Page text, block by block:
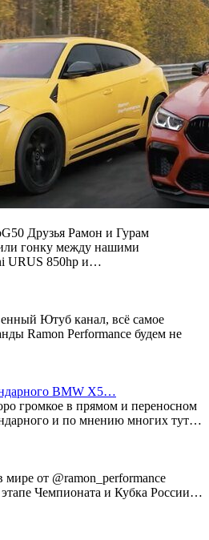
Друзья Рамон и Гурам
гонку между нашими
URUS 850hp и…
Ютуб канал, всё самое
Ramon Performance будем не
BMW X5…
громкое в прямом и переносном
и по мнению многих тут…
от @ramon_performance
Чемпионата и Кубка России…